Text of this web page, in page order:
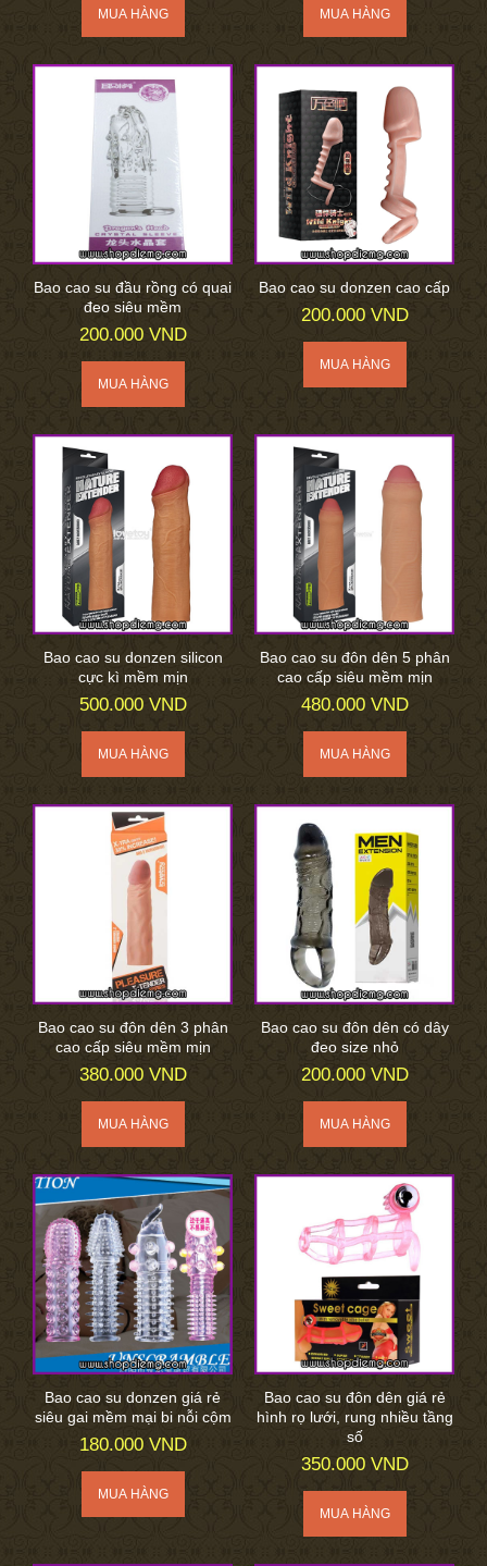
Bao cao su đầu rồng có quai
đeo siêu mềm
200.000 VND
Bao cao su donzen cao cấp
200.000 VND
Bao cao su donzen silicon
cực kì mềm mịn
500.000 VND
Bao cao su đôn dên 5 phân
cao cấp siêu mềm mịn
480.000 VND
Bao cao su đôn dên 3 phân
cao cấp siêu mềm mịn
380.000 VND
Bao cao su đôn dên có dây
đeo size nhỏ
200.000 VND
Bao cao su donzen giá rẻ
siêu gai mềm mại bi nỗi cộm
180.000 VND
Bao cao su đôn dên giá rẻ
hình rọ lưới, rung nhiều tầng
số
350.000 VND